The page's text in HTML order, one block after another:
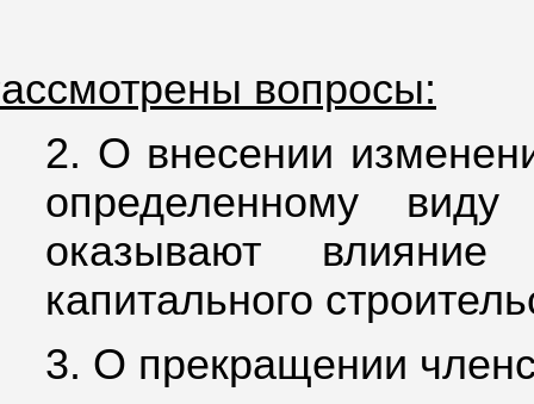
вопросы:
2. О внесении
определенному
оказывают влияние
капитального
3. О прекращении